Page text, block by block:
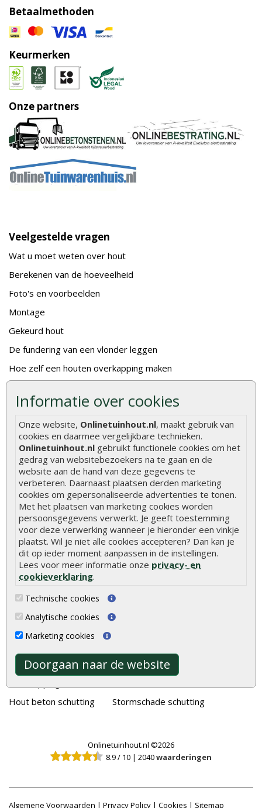
Informatie over cookies
Onze website, Onlinetuinhout.nl, maakt gebruik van
cookies en daarmee vergelijkbare technieken.
Onlinetuinhout.nl gebruikt functionele cookies om het
gedrag van websitebezoekers na te gaan en de
website aan de hand van deze gegevens te
verbeteren. Daarnaast plaatsen derden marketing
cookies om gepersonaliseerde advertenties te tonen.
Met het plaatsen van marketing cookies worden
persoonsgegevens verwerkt. Je geeft toestemming
voor deze verwerking wanneer je hieronder een vinkje
plaatst. Wil je niet alle cookies accepteren? Dan kan je
dit op ieder moment aanpassen in de instellingen.
Lees voor meer informatie onze privacy- en
cookieverklaring.
Technische cookies
Analytische cookies
Marketing cookies
Doorgaan naar de website
Betaalmethoden
Keurmerken
Onze partners
Veelgestelde vragen
Wat u moet weten over hout
Berekenen van de hoeveelheid
Foto's en voorbeelden
Montage
Gekeurd hout
De fundering van een vlonder leggen
Hoe zelf een houten overkapping maken
Hoe betonpaal plaatsen
Hoe schutting plaatsen
De 9 beste tuinschermen van Onlinetuinhout.nl
Stijlvolle houtsoorten voor in de tuin
Duurzame tuin
Welke palen voor een schapenhek
Alle populaire categorieën
Tuinhout
Schutting
Blokhutten
Hout beton schutting
Tuindeuren
Tuinschermen
Aanbiedingen
Stormschade schutting
Onlinetuinhout.nl ©2026
8.9/ 10 | 2040waarderingen
Algemene Voorwaarden | Privacy Policy | Cookies | Sitemap